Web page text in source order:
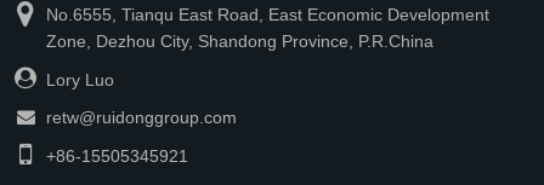
No.6555, Tianqu East Road, East Economic Development
Zone, Dezhou City, Shandong Province, P.R.China
Lory Luo
retw@ruidonggroup.com
+86-15505345921